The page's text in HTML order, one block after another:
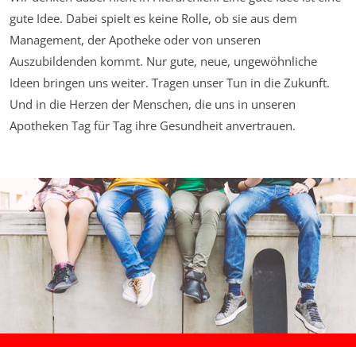
gute Idee. Dabei spielt es keine Rolle, ob sie aus dem
Management, der Apotheke oder von unseren
Auszubildenden kommt. Nur gute, neue, ungewöhnliche
Ideen bringen uns weiter. Tragen unser Tun in die Zukunft.
Und in die Herzen der Menschen, die uns in unseren
Apotheken Tag für Tag ihre Gesundheit anvertrauen.